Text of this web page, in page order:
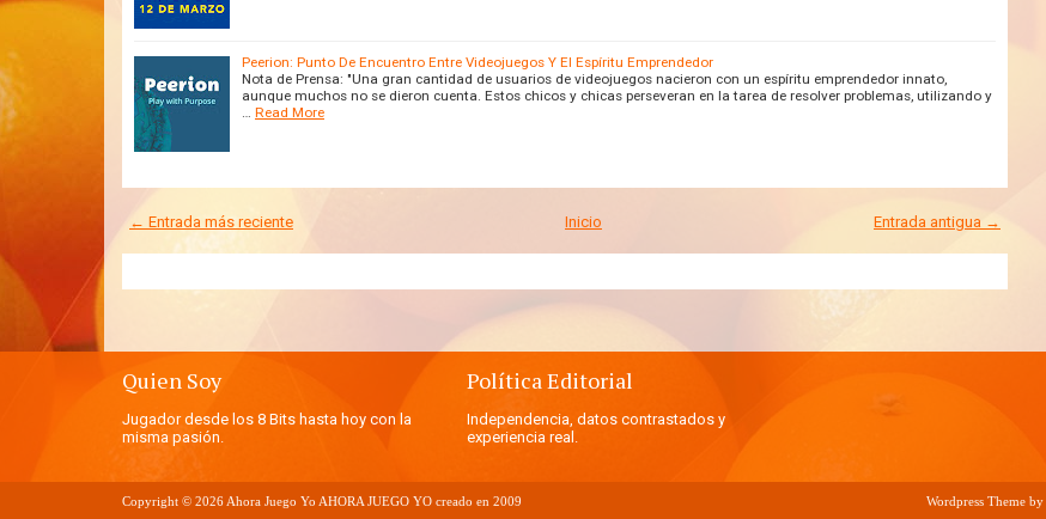
Peerion: Punto De Encuentro Entre Videojuegos Y El Espíritu Emprendedor
Nota de Prensa: "Una gran cantidad de usuarios de videojuegos nacieron con un espíritu emprendedor innato,
aunque muchos no se dieron cuenta. Estos chicos y chicas perseveran en la tarea de resolver problemas, utilizando y
… Read More
← Entrada más reciente Entrada antigua →
Inicio
Quien Soy
Jugador desde los 8 Bits hasta hoy con la
misma pasión.
Política Editorial
Independencia, datos contrastados y
experiencia real.
Copyright © 2026 Ahora Juego Yo AHORA JUEGO YO creado en 2009 Wordpress Theme by